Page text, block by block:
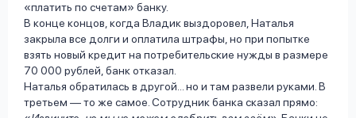
«платить по счетам» банку.
В конце концов, когда Владик выздоровел, Наталья
закрыла все долги и оплатила штрафы, но при попытке
взять новый кредит на потребительские нужды в размере
70 000 рублей, банк отказал.
Наталья обратилась в другой... но и там развели руками. В
третьем — то же самое. Сотрудник банка сказал прямо: